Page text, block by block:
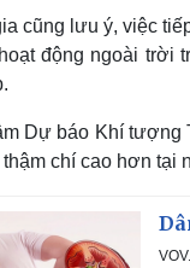
cũng lưu ý, việc
động ngoài trời
Dự báo Khí tượng
thậm chí cao hơn